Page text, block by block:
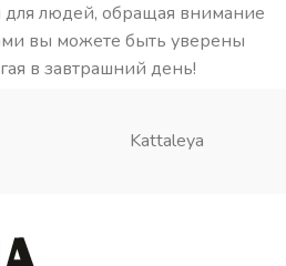
людей, обращая внимание
вы можете быть уверены
в завтрашний день!
Kattaleya